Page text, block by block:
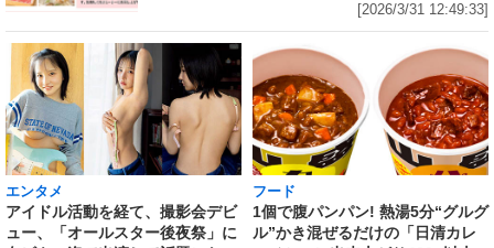
[2026/3/31 12:49:33]
エンタメ
アイドル活動を経て、撮影会デビ
ュー、「オールスター後夜祭」に
フード
1個で腹パンパン! 熱湯5分“グルグ
ル”かき混ぜるだけの「日清カレ